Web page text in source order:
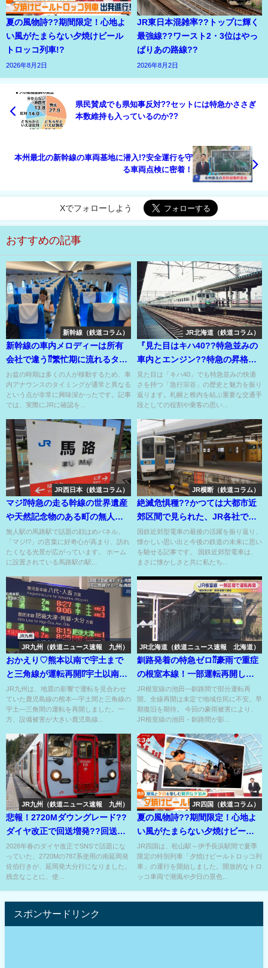
夏の風物詩??期間限定！心地よ
い風がたまらない夕焼けビール
トロッコ列車!?
2026年8月2日
JR東日本混雑率??トップに輝く
最強線??ワースト2・3位はやっ
ぱりあの路線??
2026年8月2日
県民賛成でも県知事反対??セットには特急かささぎ
本数維持も入っているのか??
本州最北の新幹線の車両基地に潜入!?安全運行を守
る車両点検に密着！
Xでフォローしよう
おすすめの記事
新幹線（鉄道コラム）
新幹線の車内メロディーは所有
会社で違う⁇繁忙期に流れるタイ
ミングは違うの⁇
お盆の時期は多くの人が移動するため、車
内アナウンスのタイミングが通常と異なる
という点が非常に興味深かったです。記事
では、実際にJRに確認を...
JR北海道（鉄道コラム）
『見た目はキハ40??特急並みの
車内とエンジン??特急の昇格は
必要だったのか??
見た目は「キハ40」でも特急並みの快適
さを持つ「急行宗谷」の歴史と魅力を振り
返ります。札幌と稚内を結ぶ重要な交通手
段としての役割や乗客の思い...
JR西日本（鉄道コラム）
マジ⁉特急の走る幹線の世界遺産
や天然記念物のある町の無人駅⁉
顔はめパネルあり〼
無人駅の馬路駅で話題の顔はめパネル。
「マジ!?」の言葉に好奇心が高まり、訪れ
たくなる光景が広がっています。 ホーム
に設置されている馬路駅の駅...
JR横断（鉄道コラム）
絶滅危惧種??かつては大都市近
郊区間で見られた、JR各社で余
生を送る国鉄近郊型電車⁉
国鉄近郊型電車の最後の活躍を振り返り、
懐かしい思い出と今後の鉄道の未来に思い
を馳せる記事です。 国鉄近郊型電車は、
まさに懐かしさと共に私たち...
JR九州（鉄道ニュース速報 九州）
おかえり♡熊本以南で宇土まで
と三角線が運転再開⁉宇土以南は
8月中の再開は絶望的⁉
JR九州は、地震の影響で運転を見合わせ
ていた鹿児島線の熊本―宇土間と三角線の
宇土―三角間の運転を再開しました。一
方、設備被害が大きい鹿児島線...
JR北海道（鉄道ニュース速報 北海道）
釧路発着の特急ゼロ⁇豪雨で重症
の根室本線！一部運転再開した
が全線再開は目途立たず!?
JR根室線の池田―釧路間で部分運転再
開。全線再開は未定で地域住民に不安。早
期復旧を期待。 今回の豪雨被害により、
JR根室線の池田－釧路間が影...
JR九州（鉄道ニュース速報 九州）
悲報！2720Mダウングレード??
ダイヤ改正で回送増発??回送に
するなら乗せてくれ～！
2026年春のダイヤ改正でSNSで話題にな
っていた、2720Mの787系使用の南延岡発
佐伯行きが、延岡発大分行になりました。
残念なことに、使...
JR四国（鉄道コラム）
夏の風物詩??期間限定！心地よ
い風がたまらない夕焼けビール
トロッコ列車!?
JR四国は、松山駅～伊予長浜駅間で夏季
限定の特別列車「夕焼けビールトロッコ列
車」の運行を開始しました。開放的なトロ
ッコ車両で潮風や夕日の景色...
スポンサードリンク